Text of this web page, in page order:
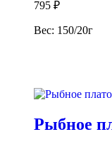
795 ₽
Вес: 150/20г
Рыбное